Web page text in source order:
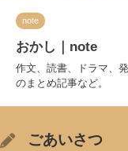
note
おかし｜note
作文、読書、ドラマ、
のまとめ記事など。
ごあいさつ